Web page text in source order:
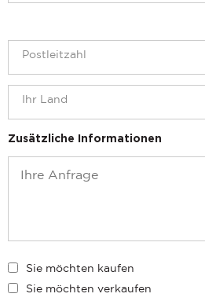
Zusätzliche Informationen
Sie möchten kaufen
Sie möchten verkaufen